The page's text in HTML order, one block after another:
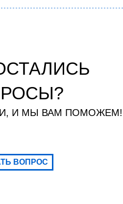
И МЫ ВАМ ПОМОЖЕМ!
ВОПРОС